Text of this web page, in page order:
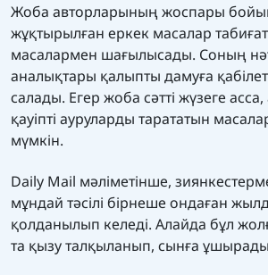
Жоба авторларының жоспары
жұқтырылған еркек масалар
масалармен шағылысады. Соның
аналықтары қалыпты дамуға
салады. Егер жоба сәтті жүзеге
қауіпті ауруларды тарататын
мүмкін.
Daily Mail мәліметінше,
мұндай тәсілі бірнеше ондаған
қолданылып келеді. Алайда бұл
та қызу талқыланып, сынға